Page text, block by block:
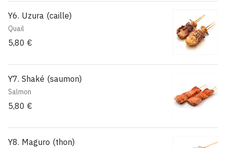
Y6. Uzura (caille)
Quail
5,80 €
Y7. Shaké (saumon)
Salmon
5,80 €
Y8. Maguro (thon)